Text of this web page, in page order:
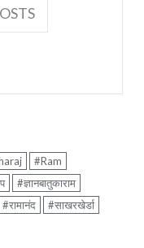
#Ram
#ज्ञानबातुकाराम
#रामानंद
#साखरखेर्डा